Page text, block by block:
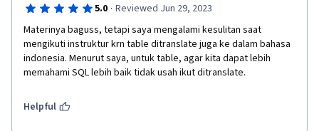
5.0 · Reviewed Jun 29, 2023
Materinya baguss, tetapi saya mengalami kesulitan saat
mengikuti instruktur krn table ditranslate juga ke dalam bahasa
indonesia. Menurut saya, untuk table, agar kita dapat lebih
memahami SQL lebih baik tidak usah ikut ditranslate.
Helpful